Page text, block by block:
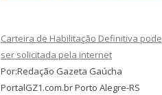
Carteira de Habilitação Definitiva pode
ser solicitada pela internet
Por:Redação Gazeta Gaúcha
PortalGZ1.com.br Porto Alegre-RS